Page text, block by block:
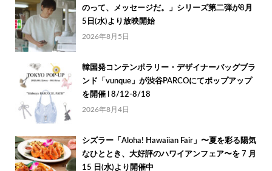
のって、メッセージだ。」シリーズ第二弾が8月
5日(水)より放映開始
2026年8月5日
韓国発コンテンポラリー・デザイナーバッグブラ
ンド「vunque」が渋谷PARCOにてポップアップ
を開催 l 8/12-8/18
2026年8月4日
シズラー「Aloha! Hawaiian Fair」〜夏を彩る陽気
なひととき、大好評のハワイアンフェア〜を 7 月
15 日(水)より開催中